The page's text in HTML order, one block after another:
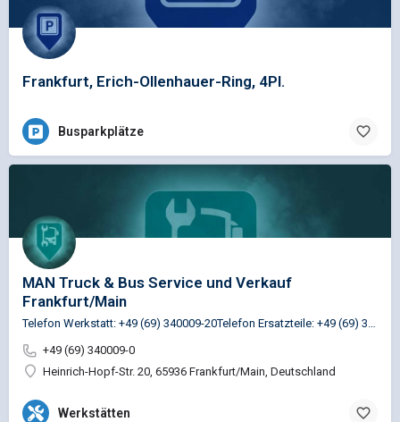
Frankfurt, Erich-Ollenhauer-Ring, 4Pl.
Busparkplätze
MAN Truck & Bus Service und Verkauf
Frankfurt/Main
Telefon Werkstatt: +49 (69) 340009-20Telefon Ersatzteile: +49 (69) 340009-34
+49 (69) 340009-0
Heinrich-Hopf-Str. 20, 65936 Frankfurt/Main, Deutschland
Werkstätten